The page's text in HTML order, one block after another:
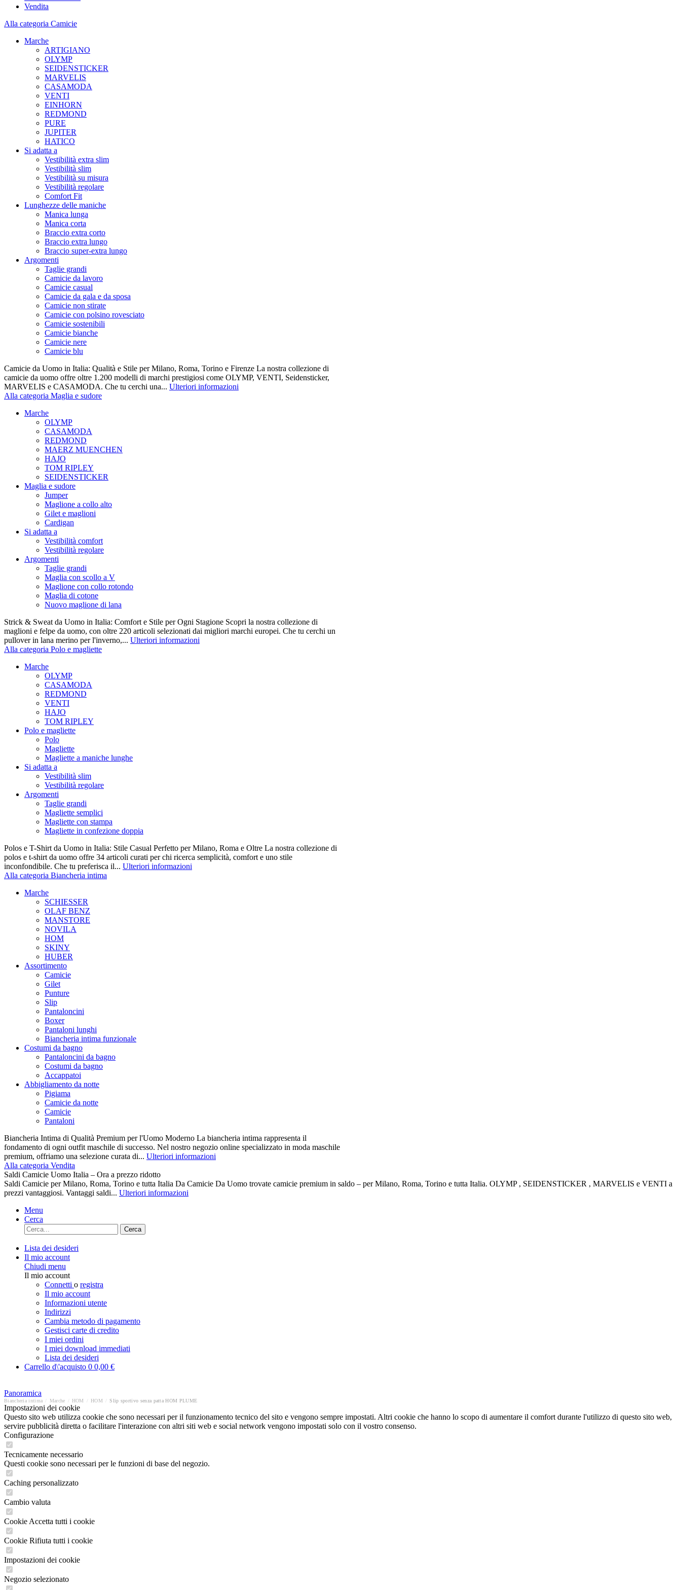
Vendita
Alla categoria Camicie
Marche
ARTIGIANO
OLYMP
SEIDENSTICKER
MARVELIS
CASAMODA
VENTI
EINHORN
REDMOND
PURE
JUPITER
HATICO
Si adatta a
Vestibilità extra slim
Vestibilità slim
Vestibilità su misura
Vestibilità regolare
Comfort Fit
Lunghezze delle maniche
Manica lunga
Manica corta
Braccio extra corto
Braccio extra lungo
Braccio super-extra lungo
Argomenti
Taglie grandi
Camicie da lavoro
Camicie casual
Camicie da gala e da sposa
Camicie non stirate
Camicie con polsino rovesciato
Camicie sostenibili
Camicie bianche
Camicie nere
Camicie blu
Camicie da Uomo in Italia: Qualità e Stile per Milano, Roma, Torino e Firenze La nostra collezione di
camicie da uomo offre oltre 1.200 modelli di marchi prestigiosi come OLYMP, VENTI, Seidensticker,
MARVELIS e CASAMODA. Che tu cerchi una... Ulteriori informazioni
Alla categoria Maglia e sudore
Marche
OLYMP
CASAMODA
REDMOND
MAERZ MUENCHEN
HAJO
TOM RIPLEY
SEIDENSTICKER
Maglia e sudore
Jumper
Maglione a collo alto
Gilet e maglioni
Cardigan
Si adatta a
Vestibilità comfort
Vestibilità regolare
Argomenti
Taglie grandi
Maglia con scollo a V
Maglione con collo rotondo
Maglia di cotone
Nuovo maglione di lana
Strick & Sweat da Uomo in Italia: Comfort e Stile per Ogni Stagione Scopri la nostra collezione di
maglioni e felpe da uomo, con oltre 220 articoli selezionati dai migliori marchi europei. Che tu cerchi un
pullover in lana merino per l'inverno,... Ulteriori informazioni
Alla categoria Polo e magliette
Marche
OLYMP
CASAMODA
REDMOND
VENTI
HAJO
TOM RIPLEY
Polo e magliette
Polo
Magliette
Magliette a maniche lunghe
Si adatta a
Vestibilità slim
Vestibilità regolare
Argomenti
Taglie grandi
Magliette semplici
Magliette con stampa
Magliette in confezione doppia
Polos e T-Shirt da Uomo in Italia: Stile Casual Perfetto per Milano, Roma e Oltre La nostra collezione di
polos e t-shirt da uomo offre 34 articoli curati per chi ricerca semplicità, comfort e uno stile
inconfondibile. Che tu preferisca il... Ulteriori informazioni
Alla categoria Biancheria intima
Marche
SCHIESSER
OLAF BENZ
MANSTORE
NOVILA
HOM
SKINY
HUBER
Assortimento
Camicie
Gilet
Punture
Slip
Pantaloncini
Boxer
Pantaloni lunghi
Biancheria intima funzionale
Costumi da bagno
Pantaloncini da bagno
Costumi da bagno
Accappatoi
Abbigliamento da notte
Pigiama
Camicie da notte
Camicie
Pantaloni
Biancheria Intima di Qualità Premium per l'Uomo Moderno La biancheria intima rappresenta il
fondamento di ogni outfit maschile di successo. Nel nostro negozio online specializzato in moda maschile
premium, offriamo una selezione curata di... Ulteriori informazioni
Alla categoria Vendita
Saldi Camicie Uomo Italia – Ora a prezzo ridotto
Saldi Camicie per Milano, Roma, Torino e tutta Italia Da Camicie Da Uomo trovate camicie premium in saldo – per Milano, Roma, Torino e tutta Italia. OLYMP , SEIDENSTICKER , MARVELIS e VENTI a
prezzi vantaggiosi. Vantaggi saldi... Ulteriori informazioni
Menu
Cerca
Cerca
Lista dei desideri
Il mio account
Chiudi menu
Il mio account
Connetti o registra
Il mio account
Informazioni utente
Indirizzi
Cambia metodo di pagamento
Gestisci carte di credito
I miei ordini
I miei download immediati
Lista dei desideri
Carrello d\'acquisto 0 0,00 €
Panoramica
Biancheria intima Marche HOM HOM Slip sportivo senza patta HOM PLUME
Impostazioni dei cookie
Questo sito web utilizza cookie che sono necessari per il funzionamento tecnico del sito e vengono sempre impostati. Altri cookie che hanno lo scopo di aumentare il comfort durante l'utilizzo di questo sito web,
servire pubblicità diretta o facilitare l'interazione con altri siti web e social network vengono impostati solo con il vostro consenso.
Configurazione
Tecnicamente necessario
Questi cookie sono necessari per le funzioni di base del negozio.
Caching personalizzato
Cambio valuta
Cookie Accetta tutti i cookie
Cookie Rifiuta tutti i cookie
Impostazioni dei cookie
Negozio selezionato